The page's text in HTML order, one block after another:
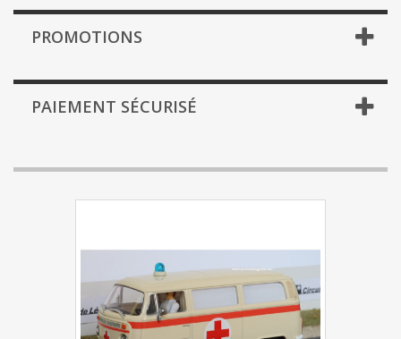
PROMOTIONS
PAIEMENT SÉCURISÉ